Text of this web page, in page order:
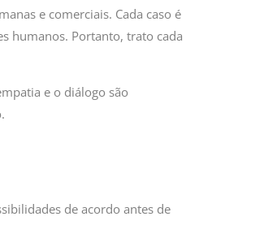
e comerciais. Cada caso é
humanos. Portanto, trato cada
e o diálogo são
de acordo antes de